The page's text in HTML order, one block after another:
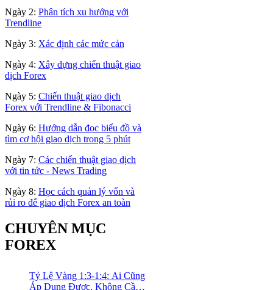
Ngày 2: Phân tích xu hướng với
Trendline
Ngày 3: Xác định các mức cản
Ngày 4: Xây dựng chiến thuật giao
dịch Forex
Ngày 5: Chiến thuật giao dịch
Forex với Trendline & Fibonacci
Ngày 6: Hướng dẫn đọc biểu đồ và
tìm cơ hội giao dịch trong 5 phút
Ngày 7: Các chiến thuật giao dịch
với tin tức - News Trading
Ngày 8: Học cách quản lý vốn và
rủi ro để giao dịch Forex an toàn
CHUYÊN MỤC
FOREX
Tỷ Lệ Vàng 1:3-1:4: Ai Cũng
Áp Dụng Được, Không Cần